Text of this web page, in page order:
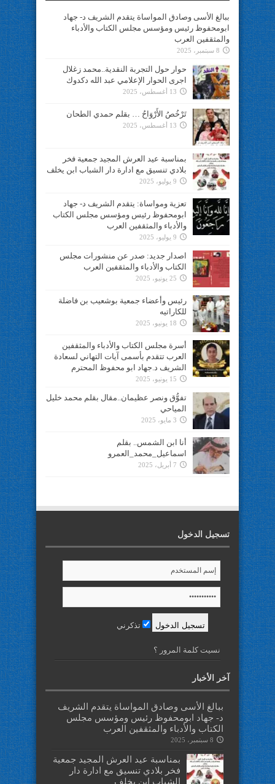
ببالغ الأسى وصادق المواساة يتقدم الشريف د- جهاد
ابومحفوظ رئيس ومؤسس مجلس الكتاب والأدباء
والمثقفين العرب
8 سبتمبر، 2025
حوار حول التجربة النقدية..محمد زغلال
اجرى الحوار الإعلامي عبد الله دكدوك
13 أغسطس، 2025
تَرْخُصُ الأَرْوَاحُ … بقلم حمدي الطحان
13 أغسطس، 2025
بمناسبة عيد العرش المجيد جمعية فخر
بلادي تنسيق مع ادارة دار الشباب ابن يخلف
9 يوليو، 2025
تعزية ومواساة: يتقدم الشريف د- جهاد
ابومحفوظ رئيس ومؤسس مجلس الكتاب
والأدباء والمثقفين العرب
9 يوليو، 2025
اصدار جديد: صدر عن منشورات مجلس
الكتاب والأدباء والمثقفين العرب
25 يونيو، 2025
رئيس وأعضاء جمعية بوشعيب بن فاضلة
للكاراتيه
18 يونيو، 2025
أسرة مجلس الكتاب والأدباء والمثقفين
العرب تتقدم بأسمى آيات التهاني لسعادة
الشريف د.جهاد ابو محفوظ المحترم
15 يونيو، 2025
تفوُّق ونصر عظيمان..مقال بقلم محمد خليل
المياحي
3 مايو، 2025
أنا ابن الشمس.. بقلم
اسماعيل_محمد_العمرو
7 أبريل، 2025
تسجيل الدخول
تذكرني
نسيت كلمة المرور ؟
آخر الأخبار
ببالغ الأسى وصادق المواساة يتقدم الشريف
د- جهاد ابومحفوظ رئيس ومؤسس مجلس
الكتاب والأدباء والمثقفين العرب
8 سبتمبر، 2025
بمناسبة عيد العرش المجيد جمعية
فخر بلادي تنسيق مع ادارة دار
الشباب ابن يخلف